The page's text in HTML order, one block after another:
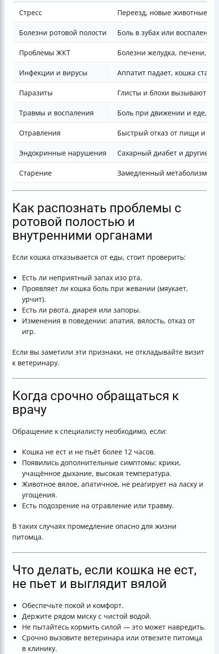
Стресс Переезд, новые животные,
Болезни ротовой полости Боль в зубах или
Проблемы ЖКТ Болезни желудка, печени,
Инфекции и вирусы Аппатит падает, кошка
Паразиты Глисты и блохи вызывают
Травмы и воспаления Боль при движении и еде,
Отравления Быстрый отказ от пищи и
Эндокринные нарушения Сахарный диабет и другие
Старение Замедленный метаболизм и
Как распознать проблемы с
ротовой полостью и
внутренними органами
Если кошка отказывается от еды, стоит проверить:
Есть ли неприятный запах изо рта.
Проявляет ли кошка боль при жевании (мяукает,
урчит).
Есть ли рвота, диарея или запоры.
Изменения в поведении: апатия, вялость, отказ от
игр.
Если вы заметили эти признаки, не откладывайте визит
к ветеринару.
Когда срочно обращаться к
врачу
Обращение к специалисту необходимо, если:
Кошка не ест и не пьёт более 12 часов.
Появились дополнительные симптомы: крики,
учащённое дыхание, высокая температура.
Животное вялое, апатичное, не реагирует на ласку и
угощения.
Есть подозрение на отравление или травму.
В таких случаях промедление опасно для жизни
питомца.
Что делать, если кошка не ест,
не пьет и выглядит вялой
Обеспечьте покой и комфорт.
Держите рядом миску с чистой водой.
Не пытайтесь кормить силой — это может навредить.
Срочно вызовите ветеринара или отвезите питомца
в клинику.